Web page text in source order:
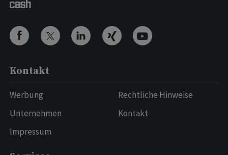
Kontakt
Werbung
Unternehmen
Impressum
Rechtliche Hinweise
Kontakt